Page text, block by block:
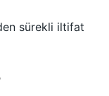
sürekli iltifat